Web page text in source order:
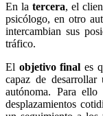
En latercera, el
psicólogo, en otro
intercambian sus
tráfico.
El objetivo final es
capaz de desarrollar
autónoma. Para
desplazamientos